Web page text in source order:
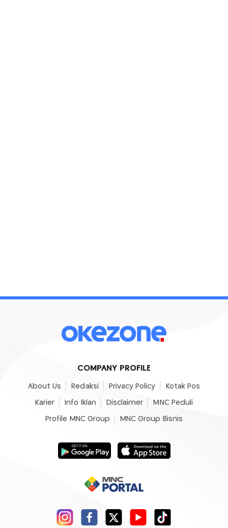
COMPANY PROFILE
About Us Redaksi Privacy Policy Kotak Pos
Karier Info Iklan Disclaimer MNC Peduli
Profile MNC Group MNC Group Bisnis